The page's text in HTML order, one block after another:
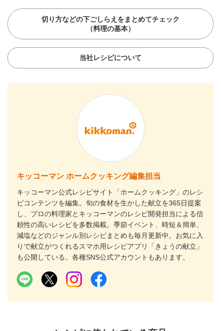
切り方などの下ごしらえをまとめてチェック
（料理の基本）
当社レシピについて
キッコーマン ホームクッキング編集担当
キッコーマン公式レシピサイト「ホームクッキング」のレシ
ピコンテンツを編集。旬の食材を生かした献立を365日提案
し、プロの料理家とキッコーマンのレシピ開発担当による信
頼性の高いレシピを多数掲載。季節イベント、時短＆簡単、
減塩などのジャンル別レシピまとめも毎月更新中。お気に入
りで献立がつくれるスマホ用レシピアプリ「きょうの献立」
も公開している。各種SNS公式アカウントもあります。